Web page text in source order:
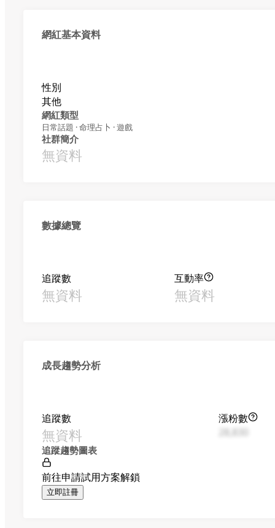
網紅基本資料
性別
其他
網紅類型
日常話題 · 命理占卜 · 遊戲
社群簡介
無資料
數據總覽
追蹤數
無資料
互動率
無資料
成長趨勢分析
追蹤數
無資料
漲粉數
追蹤趨勢圖表
前往申請試用方案解鎖
立即註冊